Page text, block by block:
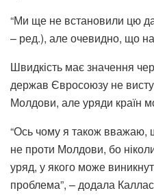
“Ми ще не встановили цю
– ред.), але очевидно, що
Швидкість має значення
держав Євросоюзу не
Молдови, але уряди країн
“Ось чому я також вважаю,
не проти Молдови, бо
уряд, у якого може
проблема”, – додала